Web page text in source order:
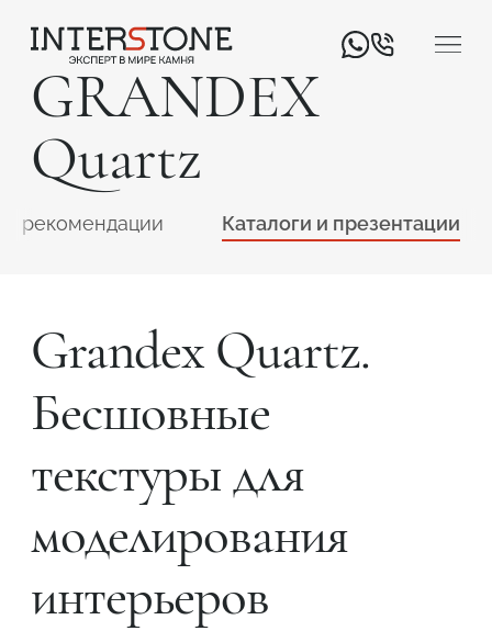
GRANDEX
Quartz
рекомендации Каталоги и презентации
Grandex Quartz.
Бесшовные
текстуры для
моделирования
интерьеров